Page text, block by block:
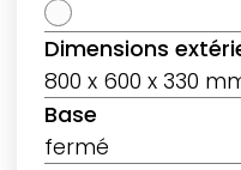
Dimensions
800 x 600 x 330
Base
fermé